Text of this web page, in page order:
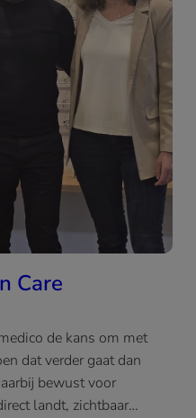
Care
de kans om met
dat verder gaat dan
bewust voor
landt, zichtbaar